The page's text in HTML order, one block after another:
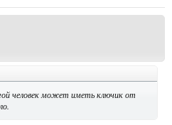
человек может иметь ключик от